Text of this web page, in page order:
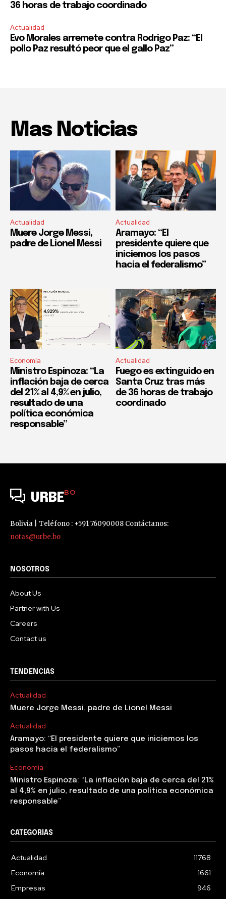
36 horas de trabajo coordinado
Actualidad
Evo Morales arremete contra Rodrigo Paz: “El
pollo Paz resultó peor que el gallo Paz”
Mas Noticias
Actualidad
Muere Jorge Messi,
padre de Lionel Messi
Actualidad
Aramayo: “El
presidente quiere que
iniciemos los pasos
hacia el federalismo”
Economía
Ministro Espinoza: “La
inflación baja de cerca
del 21% al 4,9% en julio,
resultado de una
política económica
responsable”
Actualidad
Fuego es extinguido en
Santa Cruz tras más
de 36 horas de trabajo
coordinado
URBEBO
Bolivia | Teléfono : +591 76090008 Contáctanos:
notas@urbe.bo
NOSOTROS
About Us
Partner with Us
Careers
Contact us
TENDENCIAS
Actualidad
Muere Jorge Messi, padre de Lionel Messi
Actualidad
Aramayo: “El presidente quiere que iniciemos los
pasos hacia el federalismo”
Economía
Ministro Espinoza: “La inflación baja de cerca del 21%
al 4,9% en julio, resultado de una política económica
responsable”
CATEGORIAS
Actualidad
11768
Economía
1661
Empresas
946